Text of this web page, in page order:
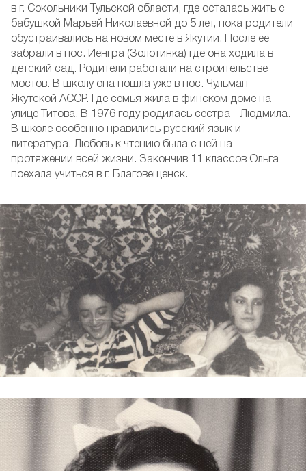
в г. Сокольники Тульской области, где осталась жить с
бабушкой Марьей Николаевной до 5 лет, пока родители
обустраивались на новом месте в Якутии. После ее
забрали в пос. Иенгра (Золотинка) где она ходила в
детский сад. Родители работали на строительстве
мостов. В школу она пошла уже в пос. Чульман
Якутской АССР. Где семья жила в финском доме на
улице Титова. В 1976 году родилась сестра - Людмила.
В школе особенно нравились русский язык и
литература. Любовь к чтению была с ней на
протяжении всей жизни. Закончив 11 классов Ольга
поехала учиться в г. Благовещенск.